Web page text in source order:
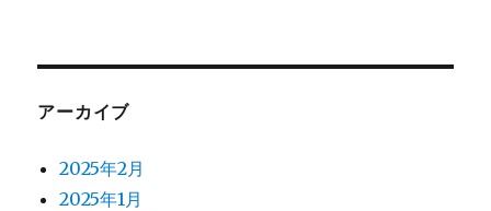
アーカイブ
2025年2月
2025年1月